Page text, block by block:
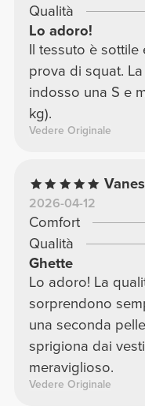
Qualità
Lo adoro!
Il tessuto è sottile
prova di squat.
indosso una S e
kg).
Vedere Originale
2026-04-12
Comfort
Qualità
Ghette
Lo adoro! La
sorprendono
una seconda
sprigiona dai
meraviglioso.
Vedere Originale